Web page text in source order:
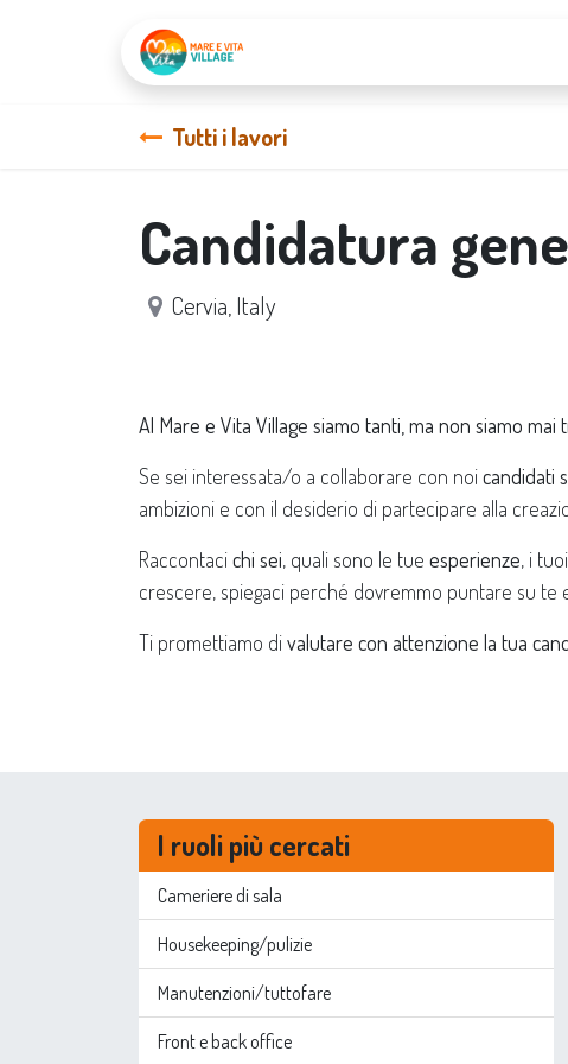
Tutti i lavori
Candidatura
Cervia Italy
Al Mare e Vita Village siamo tanti, ma non siamo mai
Se sei interessata/o a collaborare con noicandidati
ambizioni e con il desiderio di partecipare alla
Raccontacichi sei, quali sono le tue esperienze, i tuoi
crescere, spiegaci perché dovremmo puntare su te
Ti promettiamo divalutare con attenzione la tua
I ruoli più cercati
Cameriere di sala
Housekeeping/pulizie
Manutenzioni/tuttofare
Front e back office